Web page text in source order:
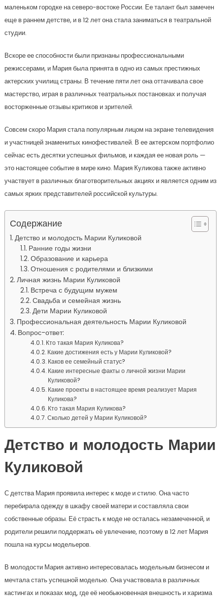
маленьком городке на северо-востоке России. Ее талант был замечен
еще в раннем детстве, и в 12 лет она стала заниматься в театральной
студии.
Вскоре ее способности были признаны профессиональными
режиссерами, и Мария была принята в одно из самых престижных
актерских училищ страны. В течение пяти лет она оттачивала свое
мастерство, играя в различных театральных постановках и получая
восторженные отзывы критиков и зрителей.
Совсем скоро Мария стала популярным лицом на экране телевидения
и участницей знаменитых кинофестивалей. В ее актерском портфолио
сейчас есть десятки успешных фильмов, и каждая ее новая роль —
это настоящее событие в мире кино. Мария Куликова также активно
участвует в различных благотворительных акциях и является одним из
самых ярких представителей российской культуры.
Содержание
Детство и молодость Марии Куликовой
Ранние годы жизни
Образование и карьера
Отношения с родителями и близкими
Личная жизнь Марии Куликовой
Встреча с будущим мужем
Свадьба и семейная жизнь
Дети Марии Куликовой
Профессиональная деятельность Марии Куликовой
Вопрос-ответ:
Кто такая Мария Куликова?
Какие достижения есть у Марии Куликовой?
Каков ее семейный статус?
Какие интересные факты о личной жизни Марии
Куликовой?
Какие проекты в настоящее время реализует Мария
Куликова?
Кто такая Мария Куликова?
Сколько детей у Марии Куликовой?
Детство и молодость Марии
Куликовой
С детства Мария проявила интерес к моде и стилю. Она часто
перебирала одежду в шкафу своей матери и составляла свои
собственные образы. Её страсть к моде не осталась незамеченной, и
родители решили поддержать её увлечение, поэтому в 12 лет Мария
пошла на курсы модельеров.
В молодости Мария активно интересовалась модельным бизнесом и
мечтала стать успешной моделью. Она участвовала в различных
кастингах и показах мод, где её необыкновенная внешность и харизма